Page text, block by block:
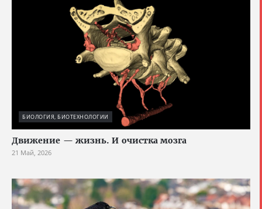
БИОЛОГИЯ, БИОТЕХНОЛОГИИ
Движение — жизнь. И очистка мозга
21 Май, 2026